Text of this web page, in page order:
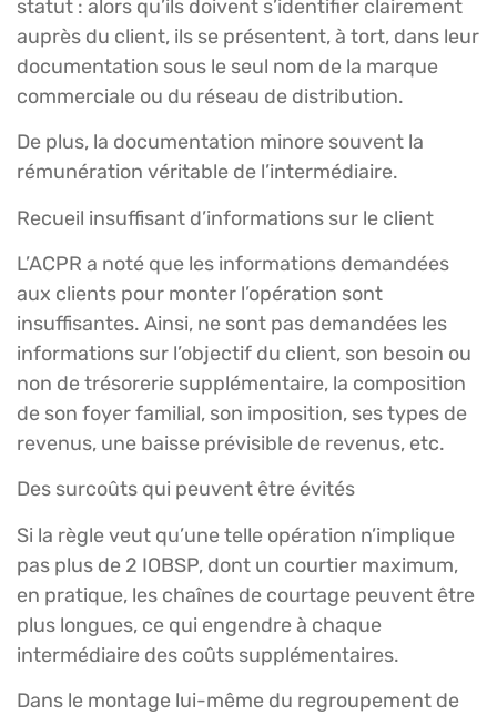
statut : alors qu’ils doivent s’identifier clairement
auprès du client, ils se présentent, à tort, dans leur
documentation sous le seul nom de la marque
commerciale ou du réseau de distribution.
De plus, la documentation minore souvent la
rémunération véritable de l’intermédiaire.
Recueil insuffisant d’informations sur le client
L’ACPR a noté que les informations demandées
aux clients pour monter l’opération sont
insuffisantes. Ainsi, ne sont pas demandées les
informations sur l’objectif du client, son besoin ou
non de trésorerie supplémentaire, la composition
de son foyer familial, son imposition, ses types de
revenus, une baisse prévisible de revenus, etc.
Des surcoûts qui peuvent être évités
Si la règle veut qu’une telle opération n’implique
pas plus de 2 IOBSP, dont un courtier maximum,
en pratique, les chaînes de courtage peuvent être
plus longues, ce qui engendre à chaque
intermédiaire des coûts supplémentaires.
Dans le montage lui-même du regroupement de